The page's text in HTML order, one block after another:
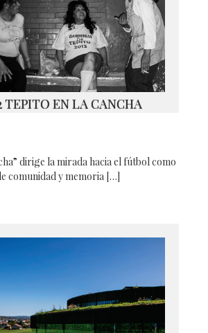
TEPITO EN LA CANCHA
dirige la mirada hacia el fútbol como
comunidad y memoria […]